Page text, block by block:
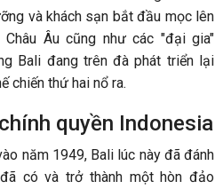
và khách sạn bắt đầu mọc lên
Âu cũng như các "đại gia"
Bali đang trên đà phát triển lại
chiến thứ hai nổ ra.
quyền Indonesia
năm 1949, Bali lúc này đã đánh
có và trở thành một hòn đảo